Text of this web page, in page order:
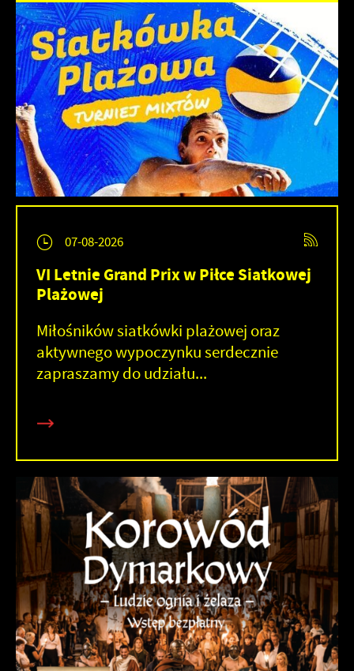
07-08-2026
VI Letnie Grand Prix w Piłce Siatkowej
Plażowej
Miłośników siatkówki plażowej oraz
aktywnego wypoczynku serdecznie
zapraszamy do udziału...